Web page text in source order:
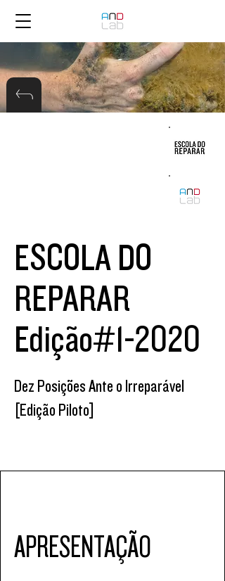
ESCOLA DO
REPARAR
Edição#1-2020
Dez Posições Ante o Irreparável
[Edição Piloto]
APRESENTAÇÃO